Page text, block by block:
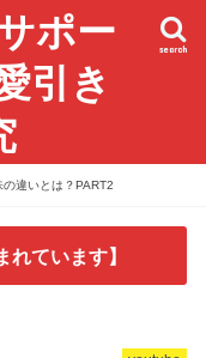
ポー
引き
search
違いとは？PART2
れています】